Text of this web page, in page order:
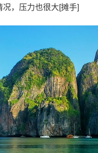
，压力也很大[摊手]